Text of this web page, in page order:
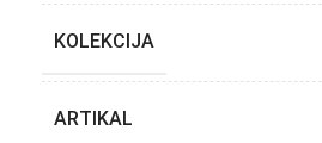
KOLEKCIJA
ARTIKAL